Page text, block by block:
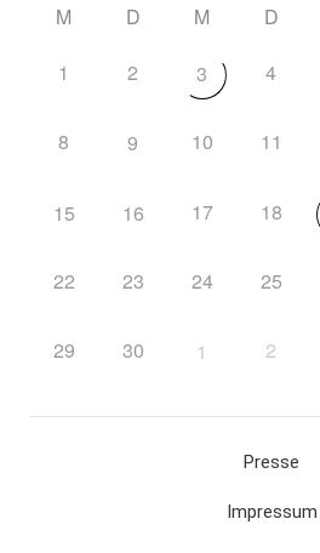
M D M D
1 2 3 4
8 9 10 11
15 16 17 18
22 23 24 25
29 30 1 2
Presse
Impressum